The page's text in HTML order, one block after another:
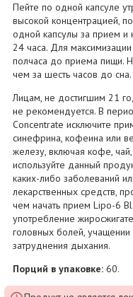
Пейте по одной капсуле
высокой концентрацией,
одной капсулы за прием и
24 часа. Для максимизации
полчаса до приема пищи.
чем за шесть часов до сна.
Лицам, не достигшим 21
не рекомендуется. В
Concentrate исключите
синефрина, кофеина или
железу, включая кофе,
используйте данный
каких-либо заболеваний
лекарственных средств,
чем начать прием Lipo-6
употребление
головных болей,
затруднения дыхания.
Порций в упаковке: 60.